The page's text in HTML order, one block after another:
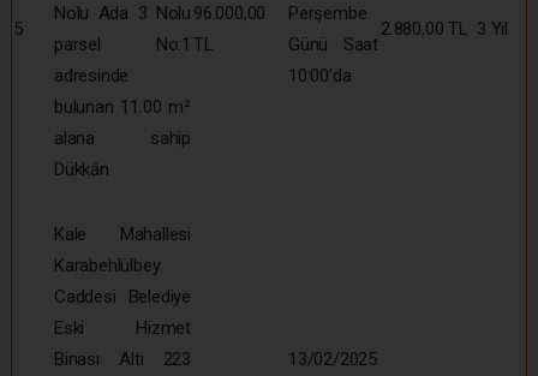
5
Nolu Ada 3 Nolu
parsel No:1
adresinde
bulunan 11.00 m²
alana sahip
Dükkân
96.000,00
TL
Perşembe
Günü Saat
10:00’da
2.880,00 TL 3 Yıl
Kale Mahallesi
Karabehlülbey
Caddesi Belediye
Eski Hizmet
Binası Altı 223
13/02/2025